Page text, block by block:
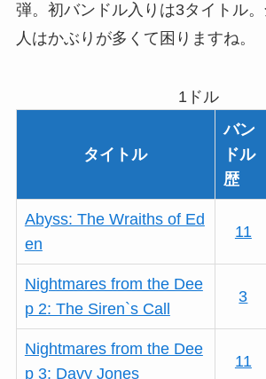
弾。初バンドル入りは3タイトル
人はかぶりが多くて困りますね。
1ドル
タイトル
バン
ドル
歴
Abyss: The Wraiths of Ed
en
11
Nightmares from the Dee
p 2: The Siren`s Call
3
Nightmares from the Dee
p 3: Davy Jones
11